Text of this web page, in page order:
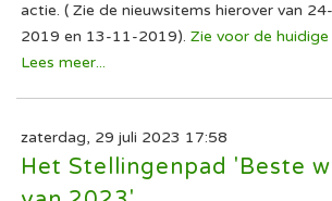
actie. ( Zie de nieuwsitems hierover van
2019 en 13-11-2019). Zie voor de
Lees meer...
zaterdag, 29 juli 2023 17:58
Het Stellingenpad 'Beste